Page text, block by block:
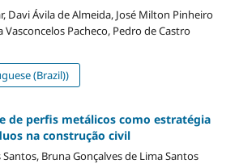
Davi Ávila de Almeida, José Milton Pinheiro
Vasconcelos Pacheco, Pedro de Castro
(Brazil))
de perfis metálicos como estratégia
na construção civil
Bruna Gonçalves de Lima Santos